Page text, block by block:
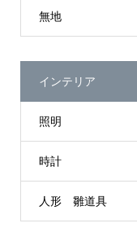
無地
インテリア
照明
時計
人形 雛道具